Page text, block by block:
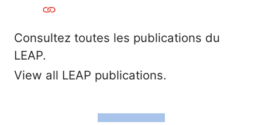
Consultez toutes les publications du
LEAP.
View all LEAP publications.